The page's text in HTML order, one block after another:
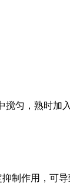
匀，熟时加
制作用，可